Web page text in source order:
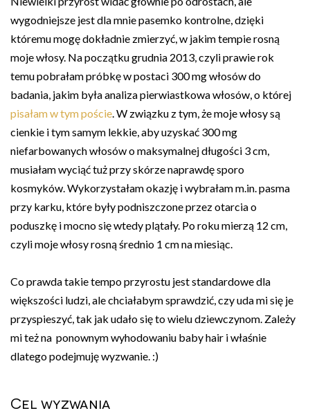
wygodniejsze jest dla mnie pasemko kontrolne, dzięki
któremu mogę dokładnie zmierzyć, w jakim tempie rosną
moje włosy. Na początku grudnia 2013, czyli prawie rok
temu pobrałam próbkę w postaci 300 mg włosów do
badania, jakim była analiza pierwiastkowa włosów, o której
pisałam w tym poście. W związku z tym, że moje włosy są
cienkie i tym samym lekkie, aby uzyskać 300 mg
niefarbowanych włosów o maksymalnej długości 3 cm,
musiałam wyciąć tuż przy skórze naprawdę sporo
kosmyków. Wykorzystałam okazję i wybrałam m.in. pasma
przy karku, które były podniszczone przez otarcia o
poduszkę i mocno się wtedy plątały. Po roku mierzą 12 cm,
czyli moje włosy rosną średnio 1 cm na miesiąc.
Co prawda takie tempo przyrostu jest standardowe dla
większości ludzi, ale chciałabym sprawdzić, czy uda mi się je
przyspieszyć, tak jak udało się to wielu dziewczynom. Zależy
mi też na ponownym wyhodowaniu baby hair i właśnie
dlatego podejmuję wyzwanie. :)
Cel wyzwania